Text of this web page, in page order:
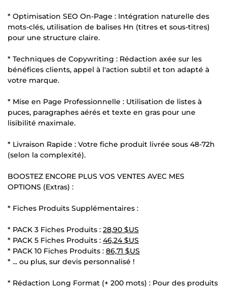
* Optimisation SEO On-Page : Intégration naturelle des
mots-clés, utilisation de balises Hn (titres et sous-titres)
pour une structure claire.
* Techniques de Copywriting : Rédaction axée sur les
bénéfices clients, appel à l'action subtil et ton adapté à
votre marque.
* Mise en Page Professionnelle : Utilisation de listes à
puces, paragraphes aérés et texte en gras pour une
lisibilité maximale.
* Livraison Rapide : Votre fiche produit livrée sous 48-72h
(selon la complexité).
BOOSTEZ ENCORE PLUS VOS VENTES AVEC MES
OPTIONS (Extras) :
* Fiches Produits Supplémentaires :
* PACK 3 Fiches Produits : 28,90 $US
* PACK 5 Fiches Produits : 46,24 $US
* PACK 10 Fiches Produits : 86,71 $US
* ... ou plus, sur devis personnalisé !
* Rédaction Long Format (+ 200 mots) : Pour des produits